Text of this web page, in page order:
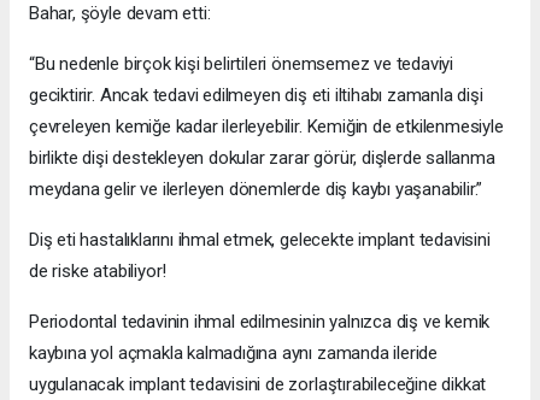
Bahar, şöyle devam etti:
“Bu nedenle birçok kişi belirtileri önemsemez ve tedaviyi
geciktirir. Ancak tedavi edilmeyen diş eti iltihabı zamanla dişi
çevreleyen kemiğe kadar ilerleyebilir. Kemiğin de etkilenmesiyle
birlikte dişi destekleyen dokular zarar görür, dişlerde sallanma
meydana gelir ve ilerleyen dönemlerde diş kaybı yaşanabilir.”
Diş eti hastalıklarını ihmal etmek, gelecekte implant tedavisini
de riske atabiliyor!
Periodontal tedavinin ihmal edilmesinin yalnızca diş ve kemik
kaybına yol açmakla kalmadığına aynı zamanda ileride
uygulanacak implant tedavisini de zorlaştırabileceğine dikkat